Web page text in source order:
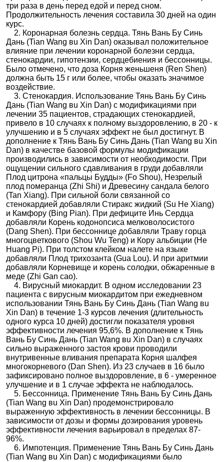
три раза в день перед едой и перед сном.
Продолжительность лечения составила 30 дней на один
курс.
2. Коронарная болезнь сердца. Тянь Вань Бу Синь
Дань (Tian Wang вu Xin Dan) оказывал положительное
влияние при лечении коронарной болезни сердца,
стенокардии, гипотензии, сердцебиения и бессонницы.
Было отмечено, что доза Корня женьшеня (Ren Shen)
должна быть 15 г или более, чтобы оказать значимое
воздействие.
3. Стенокардия. Использование Тянь Вань Бу Синь
Дань (Tian Wang вu Xin Dan) с модификациями при
лечении 35 пациентов, страдающих стенокардией,
привело в 10 случаях к полному выздоровлению, в 20 - к
улучшению и в 5 случаях эффект не был достигнут. В
дополнение к Тянь Вань Бу Синь Дань (Tian Wang вu Xin
Dan) в качестве базовой формулы модификации
производились в зависимости от необходимости. При
ощущении сильного сдавливания в груди добавляли
Плод цитрона «пальцы Будды» (Fo Shou), Незрелый
плод померанца (Zhi Shi) и Древесину сандала белого
(Tan Xiang). При сильной боли связанной со
стенокардией добавляли Стиракс жидкий (Su He Xiang)
и Камфору (Bing Pian). При дефиците Инь Сердца
добавляли Корень кодонопсиса мелковолосистого
(Dang Shen). При бессоннице добавляли Траву горца
многоцветкового (Shou Wu Teng) и Кору альбиции (He
Huang Pi). При толстом клейком налете на языке
добавляли Плод трихозанта (Gua Lou). И при аритмии
добавляли Корневище и корень солодки, обжаренные в
меде (Zhi Gan сao).
4. Вирусный миокардит. В одном исследовании 23
пациента с вирусным миокардитом при ежедневном
использовании Тянь Вань Бу Синь Дань (Tian Wang вu
Xin Dan) в течение 1-3 курсов лечения (длительность
одного курса 10 дней) достигли показателя уровня
эффективности лечения 95,6%. В дополнение к Тянь
Вань Бу Синь Дань (Tian Wang вu Xin Dan) в случаях
сильно выраженного застоя крови проводили
внутривенные вливания препарата Корня шалфея
многокорневого (Dan Shen). Из 23 случаев в 16 было
зафиксировано полное выздоровление, в 6 - умеренное
улучшение и в 1 случае эффекта не наблюдалось.
5. Бессонница. Применение Тянь Вань Бу Синь Дань
(Tian Wang вu Xin Dan) продемонстрировало
выраженную эффективность в лечении бессонницы. В
зависимости от дозы и формы дозирования уровень
эффективности лечения варьировал в пределах 87-
96%.
6. Импотенция. Применение Тянь Вань Бу Синь Дань
(Tian Wang вu Xin Dan) с модификациями было